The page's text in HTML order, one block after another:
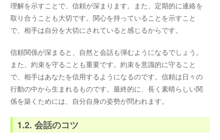
理解を示すことで、信頼が深まります。また、定期的に連絡を
取り合うことも大切です。関心を持っていることを示すこと
で、相手は自分を大切にされていると感じるからです。
信頼関係が深まると、自然と会話も弾むようになるでしょう。
また、約束を守ることも重要です。約束を意識的に守ること
で、相手はあなたを信用するようになるのです。信頼は日々の
行動の中から生まれるものです。最終的に、長く素晴らしい関
係を築くためには、自分自身の姿勢が問われます。
1.2. 会話のコツ